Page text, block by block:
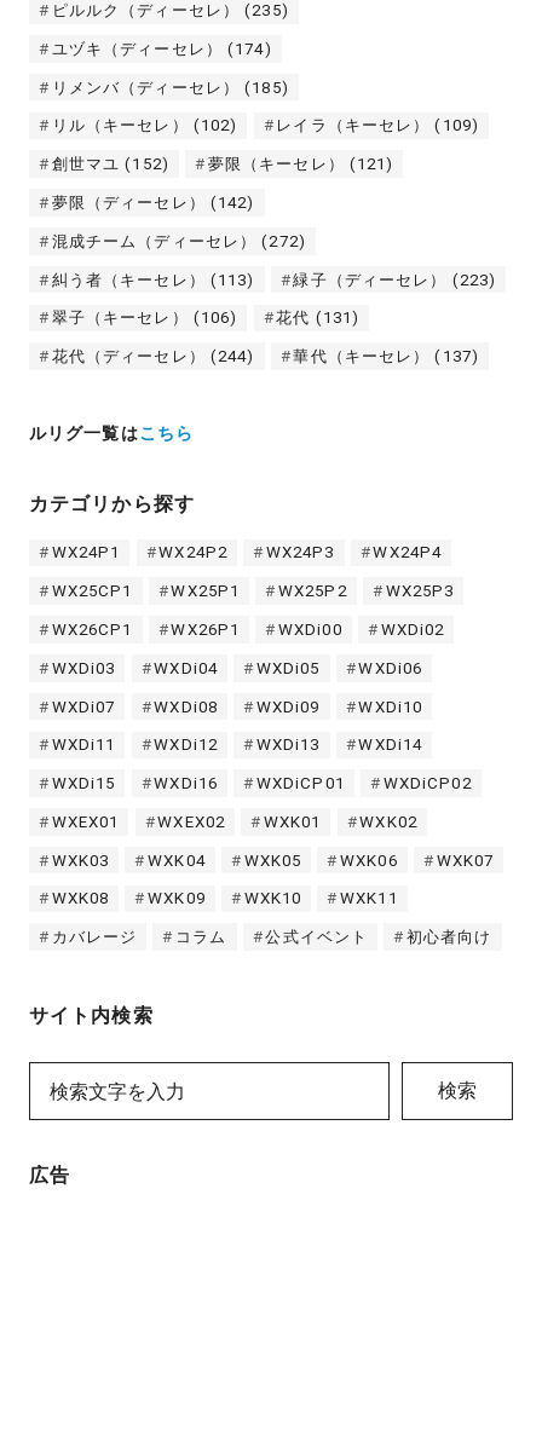
ピルルク（ディーセレ） (235)
ユヅキ（ディーセレ） (174)
リメンバ（ディーセレ） (185)
リル（キーセレ） (102) レイラ（キーセレ） (109)
創世マユ (152) 夢限（キーセレ） (121)
夢限（ディーセレ） (142)
混成チーム（ディーセレ） (272)
糾う者（キーセレ） (113) 緑子（ディーセレ） (223)
翠子（キーセレ） (106) 花代 (131)
花代（ディーセレ） (244) 華代（キーセレ） (137)
ルリグ一覧はこちら
カテゴリから探す
WX24P1 WX24P2 WX24P3 WX24P4
WX25CP1 WX25P1 WX25P2 WX25P3
WX26CP1 WX26P1 WXDi00 WXDi02
WXDi03 WXDi04 WXDi05 WXDi06
WXDi07 WXDi08 WXDi09 WXDi10
WXDi11 WXDi12 WXDi13 WXDi14
WXDi15 WXDi16 WXDiCP01 WXDiCP02
WXEX01 WXEX02 WXK01 WXK02
WXK03 WXK04 WXK05 WXK06 WXK07
WXK08 WXK09 WXK10 WXK11
カバレージ コラム 公式イベント 初心者向け
サイト内検索
検索
広告